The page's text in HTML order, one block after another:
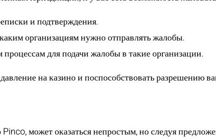
и подтверждения.
организациям нужно отправлять жалобы.
для подачи жалобы в такие организации.
на казино и поспособствовать разрешению
может оказаться непростым, но следуя